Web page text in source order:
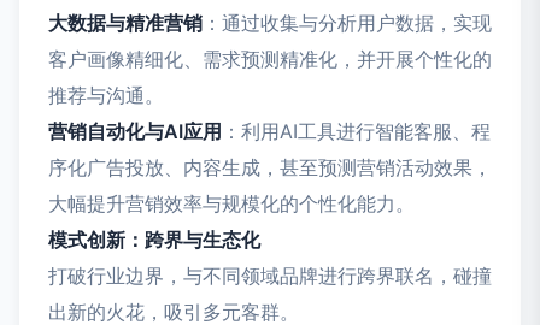
大数据与精准营销 ：通过收集与分析用户数据，实现
客户画像精细化、需求预测精准化，并开展个性化的
推荐与沟通。
营销自动化与AI应用 ：利用AI工具进行智能客服、程
序化广告投放、内容生成，甚至预测营销活动效果，
大幅提升营销效率与规模化的个性化能力。
模式创新：跨界与生态化
打破行业边界，与不同领域品牌进行跨界联名，碰撞
出新的火花，吸引多元客群。